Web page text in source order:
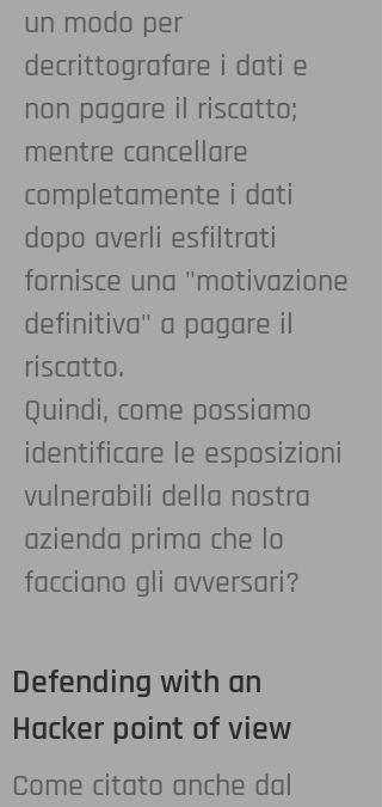
un modo per
decrittografare i dati e
non pagare il riscatto;
mentre cancellare
completamente i dati
dopo averli esfiltrati
fornisce una "motivazione
definitiva" a pagare il
riscatto.
Quindi, come possiamo
identificare le esposizioni
vulnerabili della nostra
azienda prima che lo
facciano gli avversari?
Defending with an
Hacker point of view
Come citato anche dal